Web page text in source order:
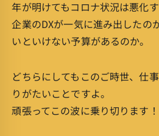
年が明けてもコロナ状況は悪化
企業のDXが一気に進み出したの
いといけない予算があるのか。
どちらにしてもこのご時世、仕
りがたいことですよ。
頑張ってこの波に乗り切ります！